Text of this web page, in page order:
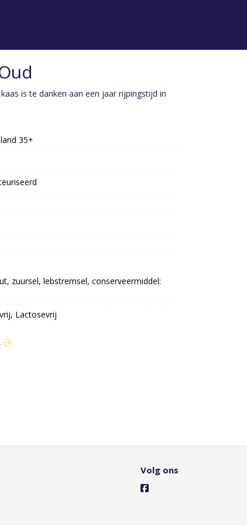
is te danken aan een jaar rijpingstijd in
35+
zuursel, lebstremsel, conserveermiddel:
Lactosevrij
Volg ons